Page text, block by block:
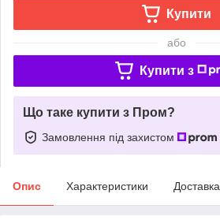
Купити
або
Купити з
Що таке купити з Пром?
Замовлення під захистом
Опис Характеристики Доставка